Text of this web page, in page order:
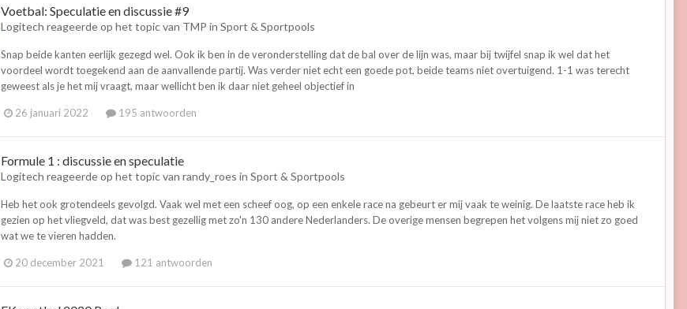
Voetbal: Speculatie en discussie #9
Logitech reageerde op het topic van TMP in Sport & Sportpools
Snap beide kanten eerlijk gezegd wel. Ook ik ben in de veronderstelling dat de bal over de lijn was, maar bij twijfel snap ik wel dat het
voordeel wordt toegekend aan de aanvallende partij. Was verder niet echt een goede pot, beide teams niet overtuigend. 1-1 was terecht
geweest als je het mij vraagt, maar wellicht ben ik daar niet geheel objectief in
26 januari 2022 195 antwoorden
Formule 1 : discussie en speculatie
Logitech reageerde op het topic van randy_roes in Sport & Sportpools
Heb het ook grotendeels gevolgd. Vaak wel met een scheef oog, op een enkele race na gebeurt er mij vaak te weinig. De laatste race heb ik
gezien op het vliegveld, dat was best gezellig met zo'n 130 andere Nederlanders. De overige mensen begrepen het volgens mij niet zo goed
wat we te vieren hadden.
20 december 2021 121 antwoorden